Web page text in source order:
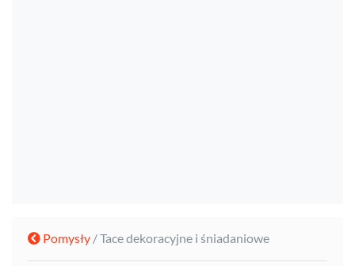
Pomysły / Tace dekoracyjne i śniadaniowe